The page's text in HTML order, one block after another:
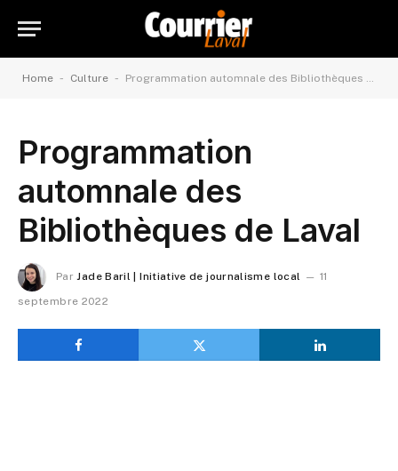
Home - Culture - Programmation automnale des Bibliothèques de Laval
Programmation
automnale des
Bibliothèques de Laval
Par Jade Baril | Initiative de journalisme local
11
septembre 2022